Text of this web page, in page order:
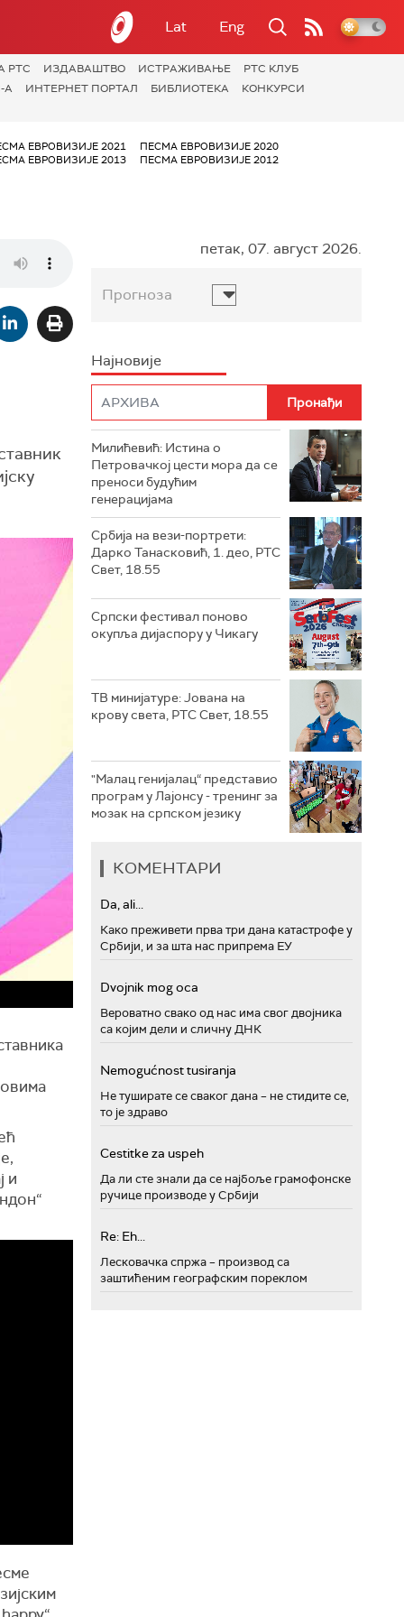
Lat Eng
РТС ИЗДАВАШТВО ИСТРАЖИВАЊЕ
РТС КЛУБ
А ИНТЕРНЕТ ПОРТАЛ БИБЛИОТЕКА
КОНКУРСИ
ЕВРОВИЗИЈЕ 2021
ПЕСМА ЕВРОВИЗИЈЕ 2020
ЕВРОВИЗИЈЕ 2013
ПЕСМА ЕВРОВИЗИЈЕ 2012
и
петак, 07. август 2026.
Прогноза
Најновије
Милићевић: Истина о
Петровачкој цести мора да се
преноси будућим
генерацијама
Србија на вези-портрети:
Дарко Танасковић, 1. део, РТС
Свет, 18.55
Српски фестивал поново
окупља дијаспору у Чикагу
ТВ минијатуре: Јована на
крову света, РТС Свет, 18.55
"Малац генијалац“ представио
програм у Лајонсу - тренинг за
мозак на српском језику
КОМЕНТАРИ
Da, ali...
Како преживети прва три дана катастрофе у
Србији, и за шта нас припрема ЕУ
Dvojnik mog oca
Вероватно свако од нас има свог двојника
са којим дели и сличну ДНК
Nemogućnost tusiranja
Не туширате се сваког дана – не стидите се,
то је здраво
Cestitke za uspeh
Да ли сте знали да се најбоље грамофонске
ручице производе у Србији
Re: Eh...
Лесковачка спржа – производ са
заштићеним географским пореклом